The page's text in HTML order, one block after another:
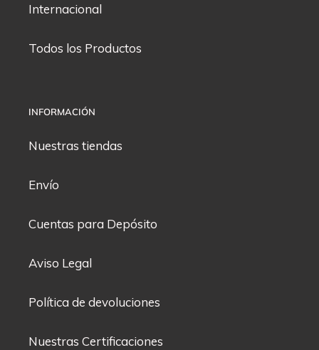
Internacional
Todos los Productos
INFORMACIÓN
Nuestras tiendas
Envío
Cuentas para Depósito
Aviso Legal
Política de devoluciones
Nuestras Certificaciones